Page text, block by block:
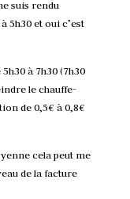
suis rendu
5h30 et oui c’est
à 7h30 (7h30
le chauffe-
de 0,5€ à 0,8€
cela peut me
de la facture